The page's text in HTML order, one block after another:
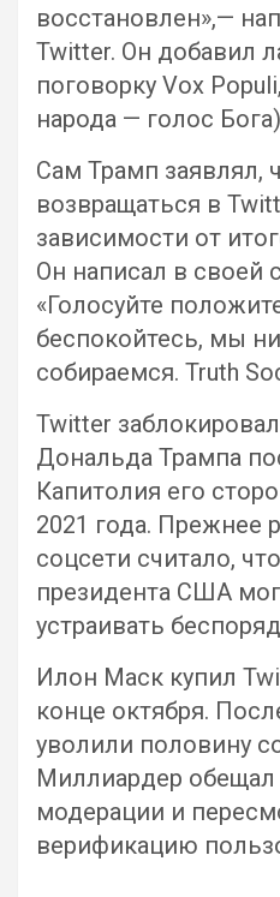
восстановлен»,—
Twitter. Он добавил
поговорку Vox
народа — голос
Сам Трамп заявлял,
возвращаться в
зависимости от
Он написал в своей
«Голосуйте
беспокойтесь, мы
собираемся. Truth
Twitter
Дональда Трампа
Капитолия его
2021 года. Прежнее
соцсети считало,
президента США
устраивать
Илон Маск купил
конце октября.
уволили половину
Миллиардер обещал
модерации и
верификацию